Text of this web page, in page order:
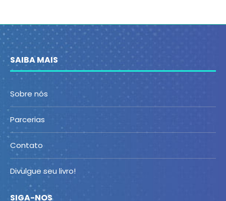
SAIBA MAIS
Sobre nós
Parcerias
Contato
Divulgue seu livro!
SIGA-NOS